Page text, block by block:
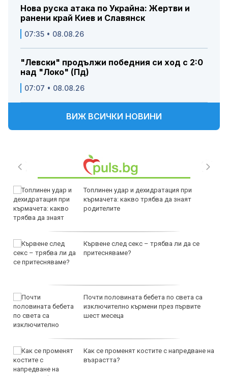
Нова руска атака по Украйна: Жертви и
ранени край Киев и Славянск
07:35 • 08.08.26
"Левски" продължи победния си ход с 2:0
над "Локо" (Пд)
07:07 • 08.08.26
ВИЖ ВСИЧКИ НОВИНИ
Топлинен удар и дехидратация при
кърмачета: какво трябва да знаят
родителите
Кървене след секс – трябва ли да се
притесняваме?
Почти половината бебета по света са
изключително кърмени през първите
шест месеца
Как се променят костите с напредване на
възрастта?